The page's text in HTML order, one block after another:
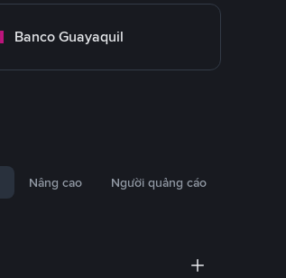
Banco Guayaquil
Nâng cao Người quảng cáo